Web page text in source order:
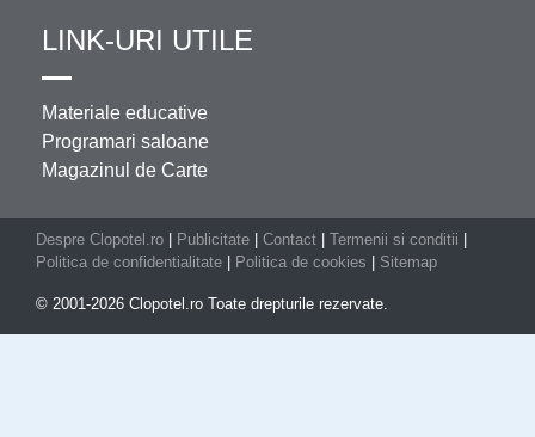
LINK-URI UTILE
Materiale educative
Programari saloane
Magazinul de Carte
Despre Clopotel.ro Publicitate Contact Termenii si conditii
Politica de confidentialitate
Politica de cookies Sitemap
© 2001-2026 Clopotel.ro Toate drepturile rezervate.